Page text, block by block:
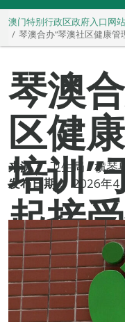
澳门特别行政区政府入口网站
琴澳合办“琴澳社区健康管
琴澳
区健
培训”
起接
来源： 卫生局 / 横琴
发布日期： 2026年4